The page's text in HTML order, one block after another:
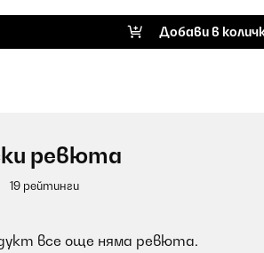
Добави в
ревюта
19 рейтинги
все още няма ревюта.